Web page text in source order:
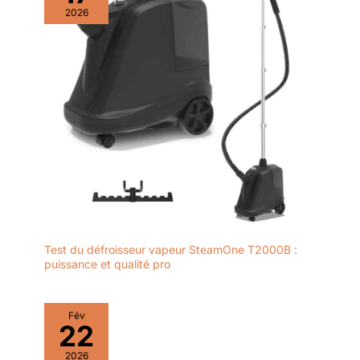
2026
Test du défroisseur vapeur SteamOne T2000B :
puissance et qualité pro
Fév
22
2026